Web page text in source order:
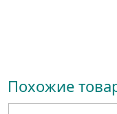
Похожие